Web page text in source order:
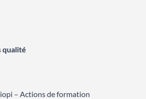
qualité
– Actions de formation